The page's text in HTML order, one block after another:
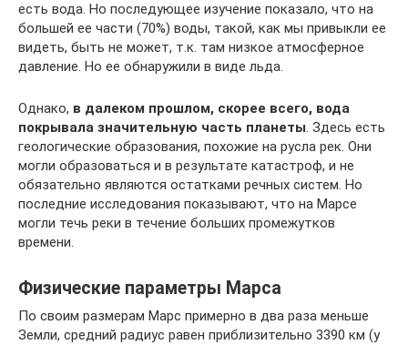
есть вода. Но последующее изучение показало, что на
большей ее части (70%) воды, такой, как мы привыкли ее
видеть, быть не может, т.к. там низкое атмосферное
давление. Но ее обнаружили в виде льда.
Однако, в далеком прошлом, скорее всего, вода
покрывала значительную часть планеты. Здесь есть
геологические образования, похожие на русла рек. Они
могли образоваться и в результате катастроф, и не
обязательно являются остатками речных систем. Но
последние исследования показывают, что на Марсе
могли течь реки в течение больших промежутков
времени.
Физические параметры Марса
По своим размерам Марс примерно в два раза меньше
Земли, средний радиус равен приблизительно 3390 км (у